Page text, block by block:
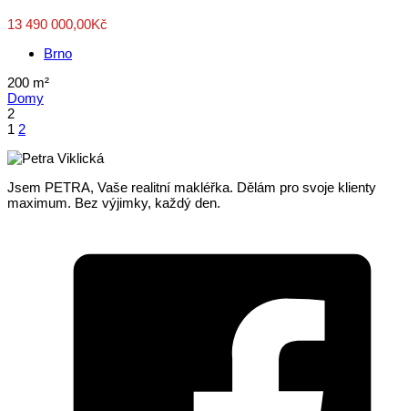
13 490 000,00Kč
Brno
200 m²
Domy
2
1 2
Jsem PETRA, Vaše realitní makléřka. Dělám pro svoje klienty
maximum. Bez výjimky, každý den.